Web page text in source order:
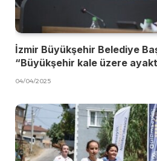
İzmir Büyükşehir Belediye
“Büyükşehir kale üzere
04/04/2025